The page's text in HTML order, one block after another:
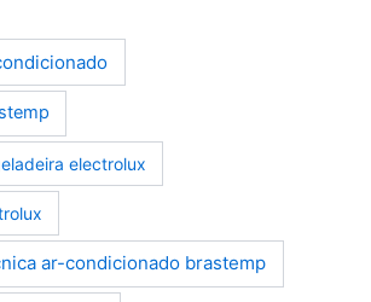
electrolux
ar-condicionado brastemp